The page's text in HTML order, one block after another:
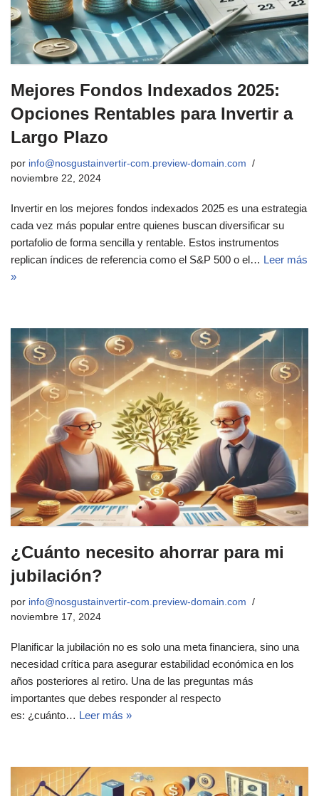
Mejores Fondos Indexados 2025:
Opciones Rentables para Invertir a
Largo Plazo
por info@nosgustainvertir-com.preview-domain.com
noviembre 22, 2024
Invertir en los mejores fondos indexados 2025 es una estrategia
cada vez más popular entre quienes buscan diversificar su
portafolio de forma sencilla y rentable. Estos instrumentos
replican índices de referencia como el S&P 500 o el… Leer más
»
¿Cuánto necesito ahorrar para mi
jubilación?
por info@nosgustainvertir-com.preview-domain.com
noviembre 17, 2024
Planificar la jubilación no es solo una meta financiera, sino una
necesidad crítica para asegurar estabilidad económica en los
años posteriores al retiro. Una de las preguntas más
importantes que debes responder al respecto
es: ¿cuánto… Leer más »